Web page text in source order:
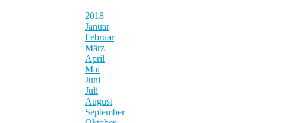
2018
Januar
Februar
März
April
Mai
Juni
Juli
August
September